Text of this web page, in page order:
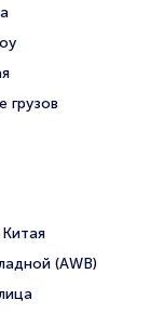
грузов
(AWB)